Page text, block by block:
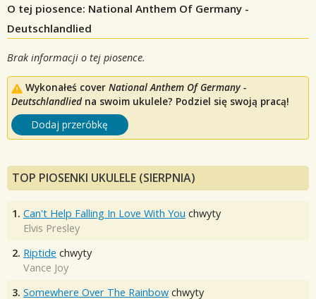
O tej piosence: National Anthem Of Germany -
Deutschlandlied
Brak informacji o tej piosence.
Wykonałeś cover National Anthem Of Germany -
Deutschlandliedna swoim ukulele? Podziel się swoją pracą!
Dodaj przeróbkę
TOP PIOSENKI UKULELE (SIERPNIA)
1. Can't Help Falling In Love With You chwyty
Elvis Presley
2. Riptide chwyty
Vance Joy
3. Somewhere Over The Rainbow chwyty